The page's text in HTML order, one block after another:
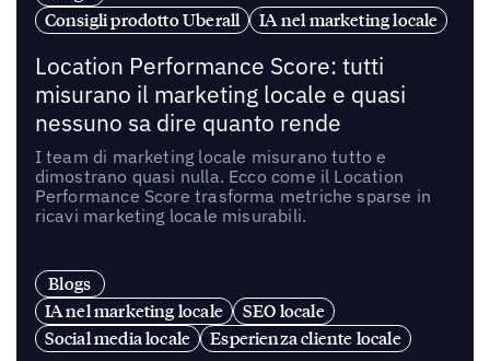
Consigli prodotto Uberall
IA nel marketing locale
Location Performance Score: tutti
misurano il marketing locale e quasi
nessuno sa dire quanto rende
I team di marketing locale misurano tutto e
dimostrano quasi nulla. Ecco come il Location
Performance Score trasforma metriche sparse in
ricavi marketing locale misurabili.
Blogs
IA nel marketing locale
SEO locale
Social media locale
Esperienza cliente locale